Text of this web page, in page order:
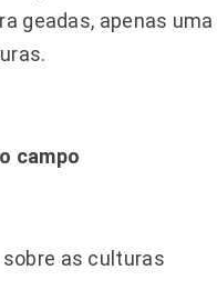
geadas, apenas uma
campo
as culturas